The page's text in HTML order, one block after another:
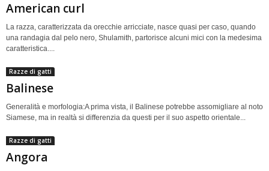
American curl
La razza, caratterizzata da orecchie arricciate, nasce quasi per caso, quando
una randagia dal pelo nero, Shulamith, partorisce alcuni mici con la medesima
caratteristica....
Razze di gatti
Balinese
Generalità e morfologia:A prima vista, il Balinese potrebbe assomigliare al noto
Siamese, ma in realtà si differenzia da questi per il suo aspetto orientale...
Razze di gatti
Angora